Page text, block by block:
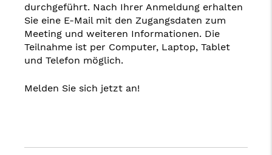
durchgeführt. Nach Ihrer Anmeldung erhalten
Sie eine E-Mail mit den Zugangsdaten zum
Meeting und weiteren Informationen. Die
Teilnahme ist per Computer, Laptop, Tablet
und Telefon möglich.
Melden Sie sich jetzt an!